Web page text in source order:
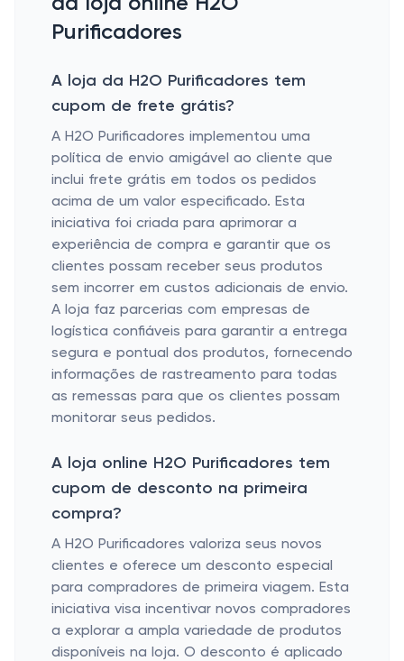
Purificadores
A loja da H2O Purificadores tem
cupom de frete grátis?
A H2O Purificadores implementou uma
política de envio amigável ao cliente que
inclui frete grátis em todos os pedidos
acima de um valor especificado. Esta
iniciativa foi criada para aprimorar a
experiência de compra e garantir que os
clientes possam receber seus produtos
sem incorrer em custos adicionais de envio.
A loja faz parcerias com empresas de
logística confiáveis ​​para garantir a entrega
segura e pontual dos produtos, fornecendo
informações de rastreamento para todas
as remessas para que os clientes possam
monitorar seus pedidos.
A loja online H2O Purificadores tem
cupom de desconto na primeira
compra?
A H2O Purificadores valoriza seus novos
clientes e oferece um desconto especial
para compradores de primeira viagem. Esta
iniciativa visa incentivar novos compradores
a explorar a ampla variedade de produtos
disponíveis na loja. O desconto é aplicado